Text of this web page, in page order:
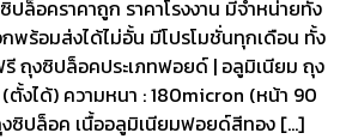
อคราคาถูก ราคาโรงงาน มีจำหน่ายทั้ง
พร้อมส่งได้ไม่อั้น มีโปรโมชั่นทุกเดือน ทั้ง
ถุงซิปล็อคประเภทฟอยด์ | อลูมิเนียม ถุง
งได้) ความหนา : 180micron (หน้า 90
ซิปล็อค เนื้ออลูมิเนียมฟอยด์สีทอง […]